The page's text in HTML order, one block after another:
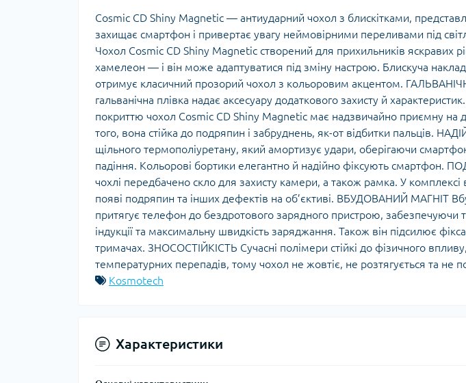
Cosmic CD Shiny Magnetic — антиударний чохол з блискітками,
захищає смартфон і привертає увагу неймовірними переливами під
Чохол Cosmic CD Shiny Magnetic створений для прихильників яскравих
хамелеон — і він може адаптуватися під зміну настрою. Блискуча
отримує класичний прозорий чохол з кольоровим акцентом.
гальванічна плівка надає аксесуару додаткового захисту й
покриттю чохол Cosmic CD Shiny Magnetic має надзвичайно приємну на
того, вона стійка до подряпин і забруднень, як-от відбитки пальців.
щільного термополіуретану, який амортизує удари, оберігаючи
падіння. Кольорові бортики елегантно й надійно фіксують
чохлі передбачено скло для захисту камери, а також рамка. У
появі подряпин та інших дефектів на об’єктиві. ВБУДОВАНИЙ МАГНІТ
притягує телефон до бездротового зарядного пристрою, забезпечуючи
індукції та максимальну швидкість заряджання. Також він підсилює
тримачах. ЗНОСОСТІЙКІСТЬ Сучасні полімери стійкі до фізичного
температурних перепадів, тому чохол не жовтіє, не розтягується та не
Kosmotech
Характеристики